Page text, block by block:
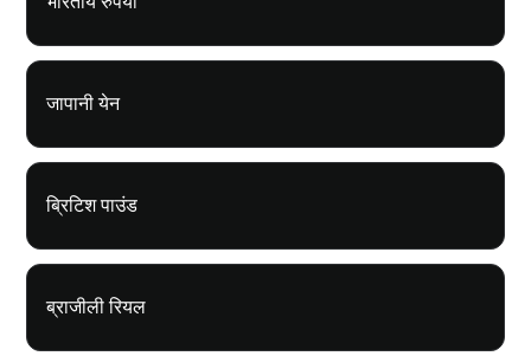
जापानी येन
ब्रिटिश पाउंड
ब्राजीली रियल